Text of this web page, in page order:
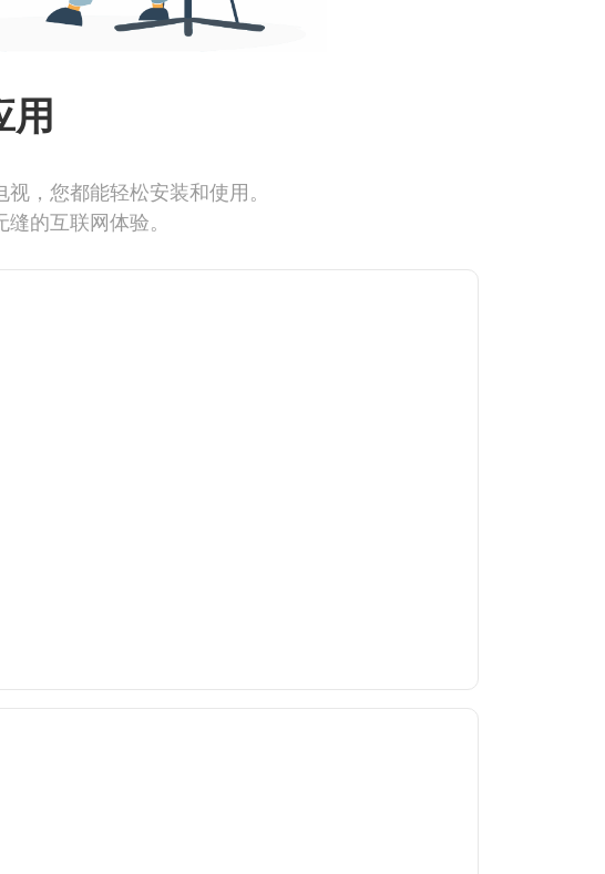
用
，您都能轻松安装和使用。
的互联网体验。